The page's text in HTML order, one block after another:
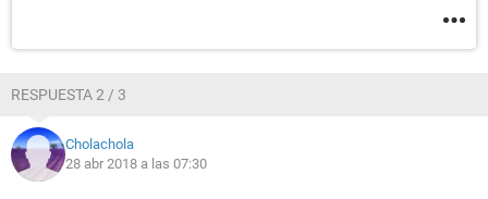
RESPUESTA 2 / 3
Cholachola
28 abr 2018 a las 07:30